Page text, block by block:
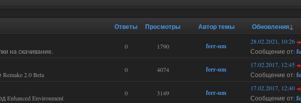
Ответы Просмотры Автор темы Обновления↓
на скачивание.
0 1790 ferr-um
28.02.2021, 10:26
Сообщение от:
2.0 Beta
0 4074 ferr-um
17.02.2017, 12:45
Сообщение от:
Environment
0 3149 ferr-um
17.02.2017, 12:40
Сообщение от: